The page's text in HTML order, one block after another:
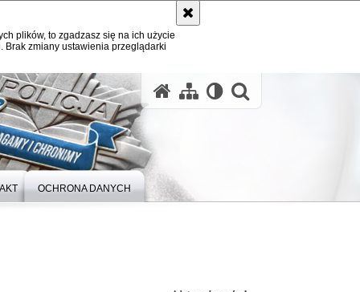
plików, to zgadzasz się na ich użycie
zmiany ustawienia przeglądarki
OCHRONA DANYCH